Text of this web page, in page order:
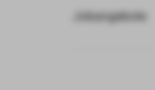
Jobangebote